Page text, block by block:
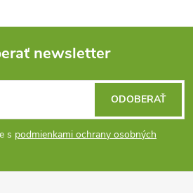
newsletter
s podmienkami ochrany osobných
ODOBERAŤ